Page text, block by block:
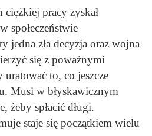
ciężkiej pracy zyskał
społeczeństwie
jedna zła decyzja oraz wojna
się z poważnymi
to, co jeszcze
Musi w błyskawicznym
żeby spłacić długi.
staje się początkiem wielu